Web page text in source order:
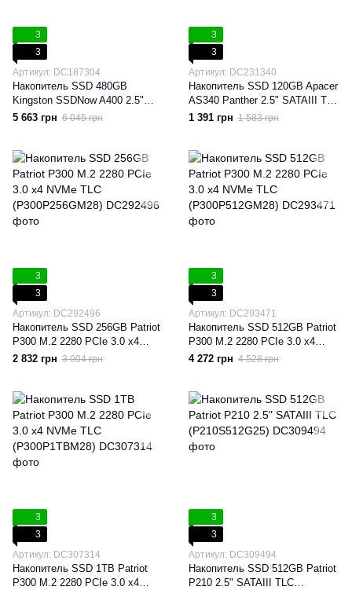
3
3
Артикул: DC187304
Накопитель SSD 480GB
Kingston SSDNow A400 2.5"
SATAIII (SA400S37/480G)
5 663 грн 6 045 грн
3
3
Артикул: DC231340
Накопитель SSD 120GB Apacer
AS340 Panther 2.5" SATAIII TLC
(AP120GAS340G-1)
1 391 грн 1 583 грн
3
3
Артикул: DC292496
Накопитель SSD 256GB Patriot
P300 M.2 2280 PCIe 3.0 x4
NVMe TLC (P300P256GM28)
2 832 грн 3 004 грн
3
3
Артикул: DC293471
Накопитель SSD 512GB Patriot
P300 M.2 2280 PCIe 3.0 x4
NVMe TLC (P300P512GM28)
4 272 грн 4 528 грн
3
3
Артикул: DC307314
Накопитель SSD 1TB Patriot
P300 M.2 2280 PCIe 3.0 x4
3
3
Артикул: DC309494
Накопитель SSD 512GB Patriot
P210 2.5" SATAIII TLC